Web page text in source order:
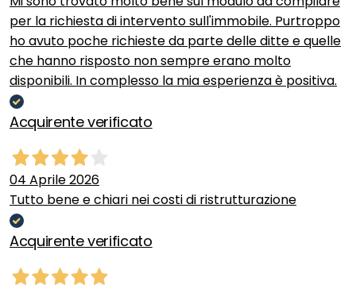
per la richiesta di intervento sull'immobile. Purtroppo
ho avuto poche richieste da parte delle ditte e quelle
che hanno risposto non sempre erano molto
disponibili. In complesso la mia esperienza è positiva.
Acquirente verificato
04 Aprile 2026
Tutto bene e chiari nei costi di ristrutturazione
Acquirente verificato